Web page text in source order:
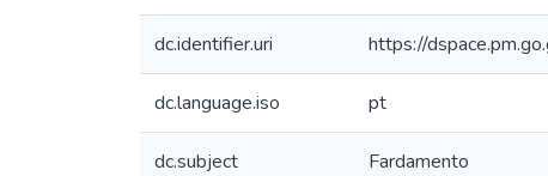
dc.identifier.uri https://
dc.language.iso pt
dc.subject Fardamento